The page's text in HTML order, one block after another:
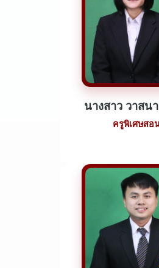
นางสาว วาสน
ครูพิเศษสอ